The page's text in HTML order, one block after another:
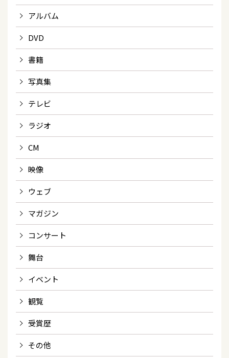
アルバム
DVD
書籍
写真集
テレビ
ラジオ
CM
映像
ウェブ
マガジン
コンサート
舞台
イベント
観覧
受賞歴
その他